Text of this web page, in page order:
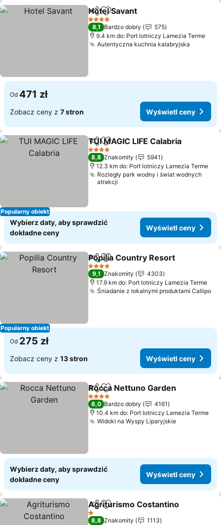
Udostępnij
Dodaj do ulubionych
Hotel Savant
4 Kategoria
8,1 Bardzo dobry
575
9.4 km do: Port lotniczy Lamezia Terme
Autentyczna kuchnia kalabryjska
Od 471 zł
Zobacz ceny z 7 stron Wyświetl ceny
Popularny obiekt
Udostępnij
Dodaj do ulubionych
TUI MAGIC LIFE Calabria
4 Kategoria
8,8 Znakomity
5941
12.3 km do: Port lotniczy Lamezia Terme
Rozległy park wodny i świat wodnych
atrakcji
Wybierz daty, aby sprawdzić
dokładne ceny
Wyświetl ceny
Popularny obiekt
Udostępnij
Dodaj do ulubionych
Popilia Country Resort
4 Kategoria
9,1 Znakomity
4303
17.9 km do: Port lotniczy Lamezia Terme
Śniadanie z lokalnymi produktami Callipo
Od 275 zł
Zobacz ceny z 13 stron Wyświetl ceny
Udostępnij
Dodaj do ulubionych
Rocca Nettuno Garden
4 Kategoria
8,0 Bardzo dobry
4161
10.4 km do: Port lotniczy Lamezia Terme
Widoki na Wyspy LiparyjskieWyświetl
Wybierz daty, aby sprawdzić
dokładne ceny
Wyświetl ceny
UdostępnijDodaj do ulubionych
Agriturismo Costantino
1 Kategoria
8,8 Znakomity 1113